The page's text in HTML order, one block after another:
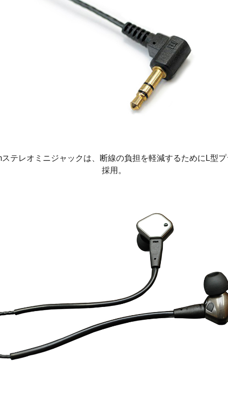
ステレオミニジャックは、断線の負担を軽減するためにL型
採用。